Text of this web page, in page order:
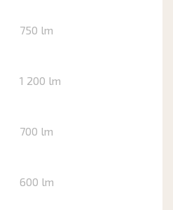
750 lm
1 200 lm
700 lm
600 lm